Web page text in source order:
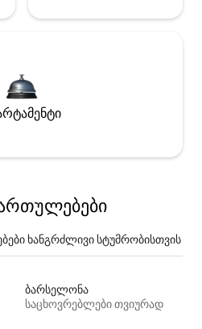
ხანგრძლივი სტუმრობისთვის
ბარსელონა
საცხოვრებლები თვიურად